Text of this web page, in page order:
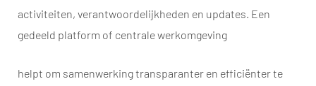
activiteiten, verantwoordelijkheden en updates. Een
gedeeld platform of centrale werkomgeving
helpt om samenwerking transparanter en efficiënter te